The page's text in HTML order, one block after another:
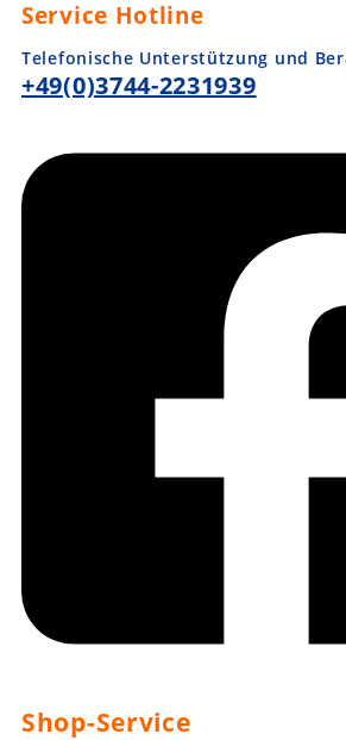
Service Hotline
Telefonische Unterstützung und
+49(0)3744-2231939
Shop-Service